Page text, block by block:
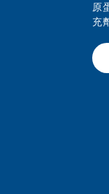
原
充